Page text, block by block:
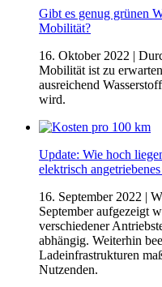
Gibt es genug grünen
Mobilität?
16. Oktober 2022 |
Mobilität ist zu
ausreichend
wird.
Update: Wie hoch
elektrisch
16. September 2022 |
September aufgezeigt
verschiedener
abhängig. Weiterhin
Ladeinfrastrukturen
Nutzenden.